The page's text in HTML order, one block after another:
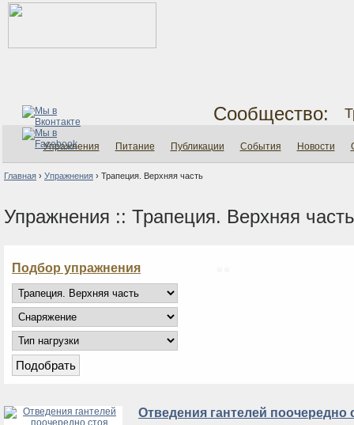
Сообщество:
Упражнения Питание Публикации События Новости
Главная › Упражнения › Трапеция. Верхняя часть
Упражнения :: Трапеция. Верхняя часть
Подбор упражнения
Отведения гантелей поочередно